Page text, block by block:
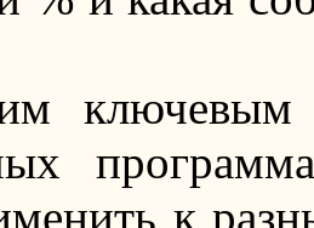
ключевым
к